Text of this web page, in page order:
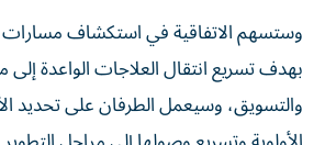
وستسهم الاتفاقية في استكشاف مسارات
بهدف تسريع انتقال العلاجات الواعدة
والتسويق، وسيعمل الطرفان على تحديد